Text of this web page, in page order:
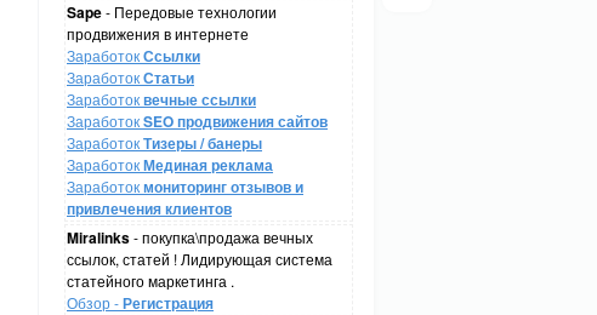
Sape- Передовые технологии
продвижения в интернете
ЗаработокСсылки
ЗаработокСтатьи
Заработоквечные ссылки
ЗаработокSEO продвижения сайтов
ЗаработокТизеры / банеры
ЗаработокМединая реклама
Заработокмониторинг отзывов и
привлечения клиентов
Miralinks- покупка\продажа вечных
ссылок, статей ! Лидирующая система
статейного маркетинга .
Обзор -Регистрация